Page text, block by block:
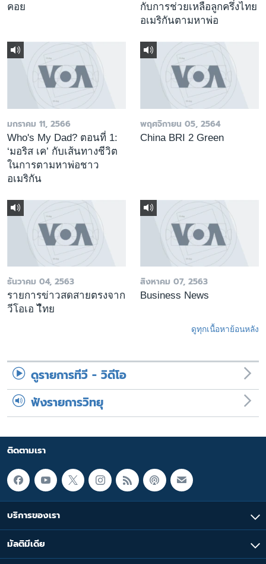
คอย
กับการช่วยเหลือลูกครึ่งไทย
อเมริกันตามหาพ่อ
มกราคม 11, 2566
Who's My Dad? ตอนที่ 1:
‘มอริส เค’ กับเส้นทางชีวิต
ในการตามหาพ่อชาว
อเมริกัน
พฤศจิกายน 05, 2564
China BRI 2 Green
ธันวาคม 04, 2563
รายการข่าวสดสายตรงจาก
วีโอเอ ไืทย
สิงหาคม 07, 2563
Business News
ดูทุกเนื้อหาย้อนหลัง
ดูรายการทีวี - วิดีโอ
ฟังรายการวิทยุ
ติดตามเรา
บริการของเรา
มัลติมีเดีย